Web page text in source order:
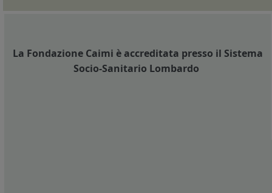
La Fondazione Caimi è accreditata presso il Sistema
Socio-Sanitario Lombardo